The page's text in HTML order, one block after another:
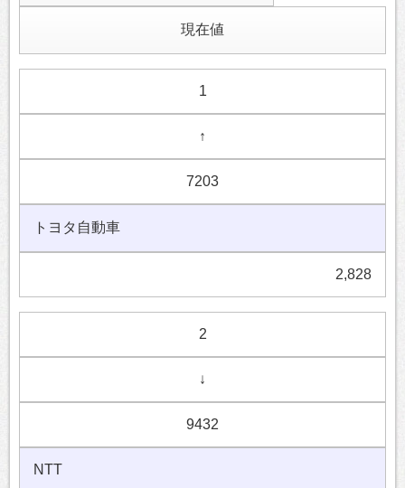
現在値
1
↑
7203
トヨタ自動車
2,828
2
↓
9432
NTT